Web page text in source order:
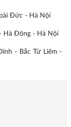
Đức - Hà Nội
Hà Đông - Hà Nội
- Bắc Từ Liêm -